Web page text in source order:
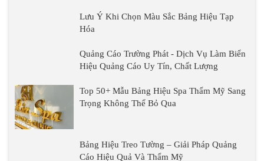
Lưu Ý Khi Chọn Màu Sắc Bảng Hiệu Tạp
Hóa
Quảng Cáo Trường Phát - Dịch Vụ Làm Biển
Hiệu Quảng Cáo Uy Tín, Chất Lượng
Top 50+ Mẫu Bảng Hiệu Spa Thẩm Mỹ Sang
Trọng Không Thể Bỏ Qua
Bảng Hiệu Treo Tường – Giải Pháp Quảng
Cáo Hiệu Quả Và Thẩm Mỹ